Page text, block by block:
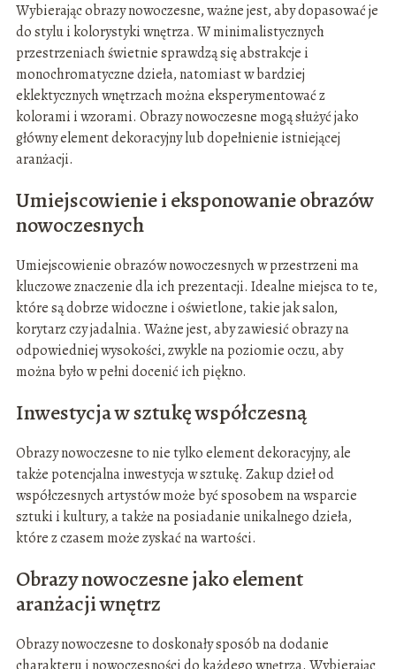
Wybierając obrazy nowoczesne, ważne jest, aby dopasować je
do stylu i kolorystyki wnętrza. W minimalistycznych
przestrzeniach świetnie sprawdzą się abstrakcje i
monochromatyczne dzieła, natomiast w bardziej
eklektycznych wnętrzach można eksperymentować z
kolorami i wzorami. Obrazy nowoczesne mogą służyć jako
główny element dekoracyjny lub dopełnienie istniejącej
aranżacji.
Umiejscowienie i eksponowanie obrazów
nowoczesnych
Umiejscowienie obrazów nowoczesnych w przestrzeni ma
kluczowe znaczenie dla ich prezentacji. Idealne miejsca to te,
które są dobrze widoczne i oświetlone, takie jak salon,
korytarz czy jadalnia. Ważne jest, aby zawiesić obrazy na
odpowiedniej wysokości, zwykle na poziomie oczu, aby
można było w pełni docenić ich piękno.
Inwestycja w sztukę współczesną
Obrazy nowoczesne to nie tylko element dekoracyjny, ale
także potencjalna inwestycja w sztukę. Zakup dzieł od
współczesnych artystów może być sposobem na wsparcie
sztuki i kultury, a także na posiadanie unikalnego dzieła,
które z czasem może zyskać na wartości.
Obrazy nowoczesne jako element
aranżacji wnętrz
Obrazy nowoczesne to doskonały sposób na dodanie